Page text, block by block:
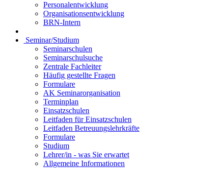
Personalentwicklung
Organisationsentwicklung
BRN-Intern
Seminar/Studium
Seminarschulen
Seminarschulsuche
Zentrale Fachleiter
Häufig gestellte Fragen
Formulare
AK Seminarorganisation
Terminplan
Einsatzschulen
Leitfaden für Einsatzschulen
Leitfaden Betreuungslehrkräfte
Formulare
Studium
Lehrer/in - was Sie erwartet
Allgemeine Informationen